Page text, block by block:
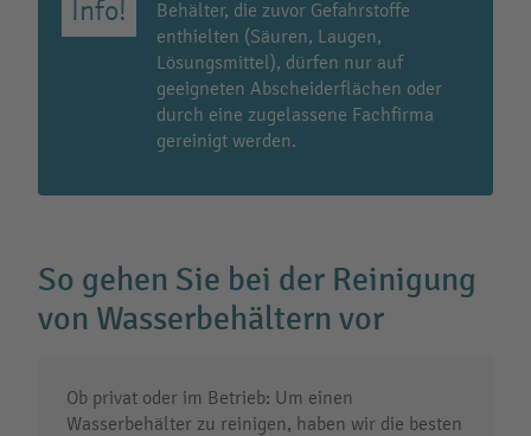
Behälter, die zuvor Gefahrstoffe
enthielten (Säuren, Laugen,
Lösungsmittel), dürfen nur auf
geeigneten Abscheiderflächen oder
durch eine zugelassene Fachfirma
gereinigt werden.
So gehen Sie bei der Reinigung
von Wasserbehältern vor
Ob privat oder im Betrieb: Um einen
Wasserbehälter zu reinigen, haben wir die besten